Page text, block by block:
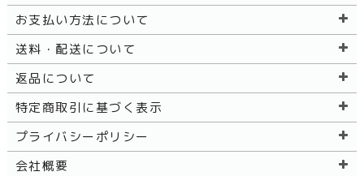
お支払い方法について
送料・配送について
返品について
特定商取引に基づく表示
プライバシーポリシー
会社概要